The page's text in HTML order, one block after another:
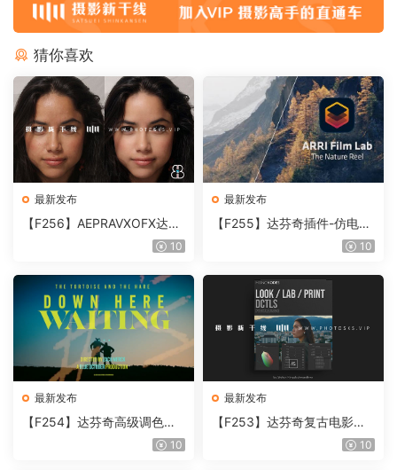
猜你喜欢
最新发布
【F256】AEPRAVXOFX达芬
奇视频人像磨皮润肤美颜插件
10
最新发布
【F255】达芬奇插件-仿电影
胶片视频调色插件 ARRI Film
10
最新发布
【F254】达芬奇高级调色插
件 Contour V2.2.2 WinMac10
最新发布
【F253】达芬奇复古电影胶
片质感DCTL节点调色预设 M
10